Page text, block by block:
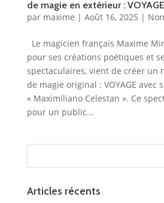
de magie en extérieur : VOYAGE
par maxime | Août 16, 2025 |
Le magicien français Maxime
pour ses créations poétiques et
spectaculaires, vient de créer un
de magie original : VOYAGE avec
« Maximiliano Celestan ». Ce
pour un public...
Articles récents